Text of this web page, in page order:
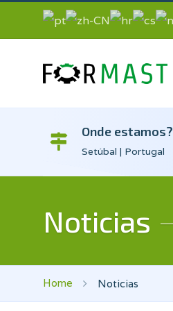
Onde estamos?
Setúbal | Portugal
Noticias
Home Noticias